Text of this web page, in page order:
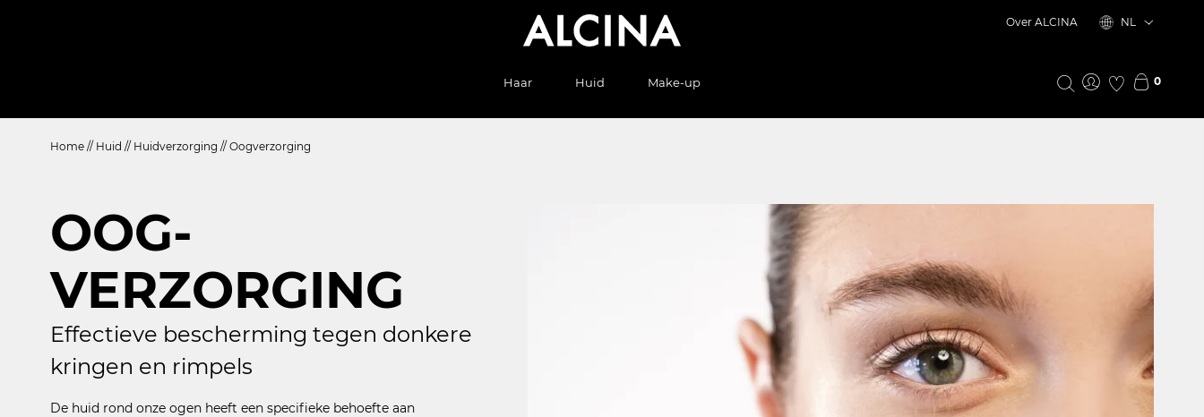
Over ALCINA NL
0
Haar Huid Make-up
Home // Huid // Huidverzorging // Oogverzorging
OOG-
VERZORGING
Effectieve bescherming tegen donkere
kringen en rimpels
De huid rond onze ogen heeft een specifieke behoefte aan